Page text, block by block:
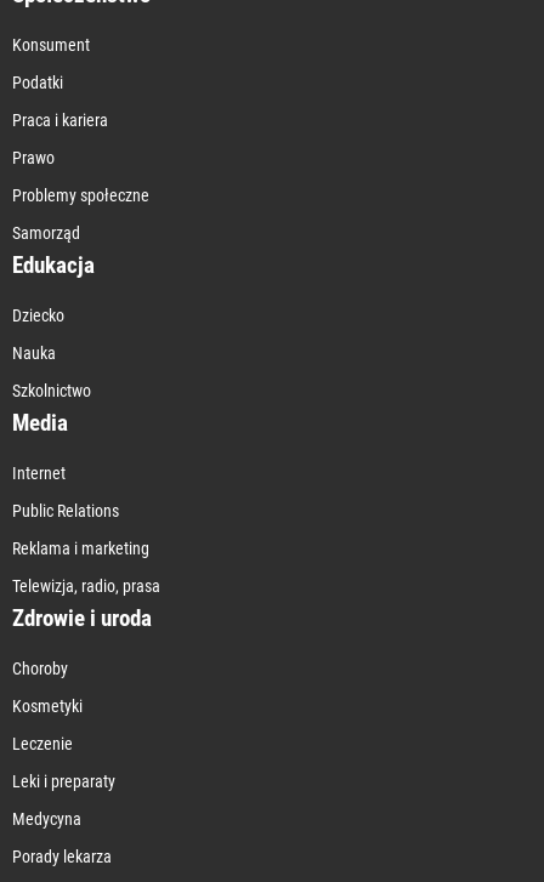
Konsument
Podatki
Praca i kariera
Prawo
Problemy społeczne
Samorząd
Edukacja
Dziecko
Nauka
Szkolnictwo
Media
Internet
Public Relations
Reklama i marketing
Telewizja, radio, prasa
Zdrowie i uroda
Choroby
Kosmetyki
Leczenie
Leki i preparaty
Medycyna
Porady lekarza